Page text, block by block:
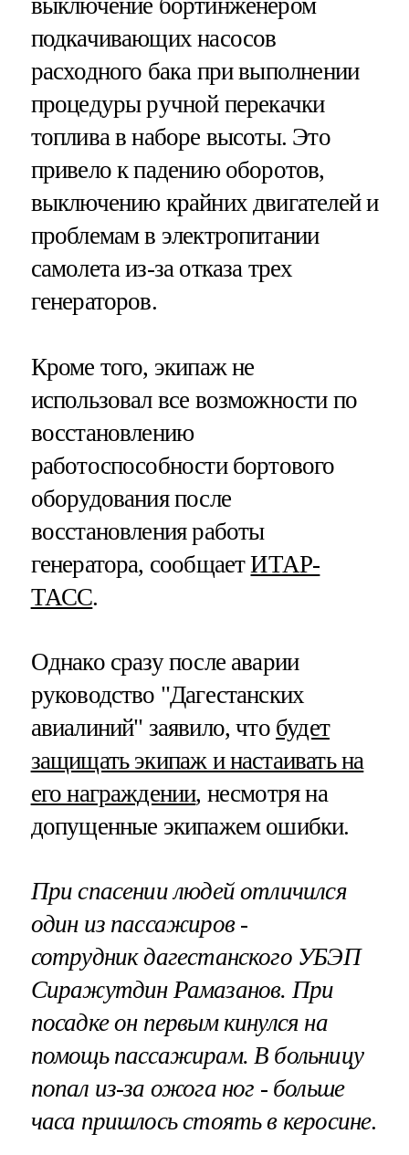
выключение бортинженером
подкачивающих насосов
расходного бака при выполнении
процедуры ручной перекачки
топлива в наборе высоты. Это
привело к падению оборотов,
выключению крайних двигателей и
проблемам в электропитании
самолета из-за отказа трех
генераторов.
Кроме того, экипаж не
использовал все возможности по
восстановлению
работоспособности бортового
оборудования после
восстановления работы
генератора, сообщаетИТАР-
ТАСС.
Однако сразу после аварии
руководство "Дагестанских
авиалиний" заявило, что будет
защищать экипаж и настаивать на
его награждении, несмотря на
допущенные экипажем ошибки.
При спасении людей отличился
один из пассажиров -
сотрудник дагестанского УБЭП
Сиражутдин Рамазанов. При
посадке он первым кинулся на
помощь пассажирам. В больницу
попал из-за ожога ног - больше
часа пришлось стоять в керосине.